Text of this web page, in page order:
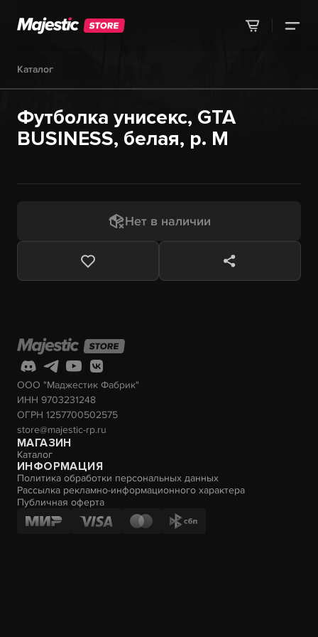
Каталог
Футболка унисекс, GTA
BUSINESS, белая, р. M
Нет в наличии
ООО "Маджестик Фабрик"
ИНН 9703231248
ОГРН 1257700502575
store@majestic-rp.ru
МАГАЗИН
Каталог
ИНФОРМАЦИЯ
Политика обработки персональных данных
Рассылка рекламно-информационного характера
Публичная оферта